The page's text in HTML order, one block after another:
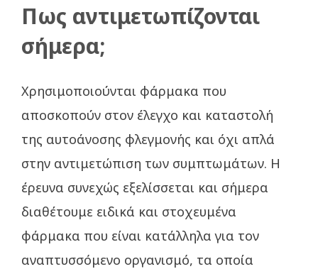
Πως αντιμετωπίζονται
σήμερα;
Χρησιμοποιούνται φάρμακα που
αποσκοπούν στον έλεγχο και καταστολή
της αυτοάνοσης φλεγμονής και όχι απλά
στην αντιμετώπιση των συμπτωμάτων. Η
έρευνα συνεχώς εξελίσσεται και σήμερα
διαθέτουμε ειδικά και στοχευμένα
φάρμακα που είναι κατάλληλα για τον
αναπτυσσόμενο οργανισμό, τα οποία